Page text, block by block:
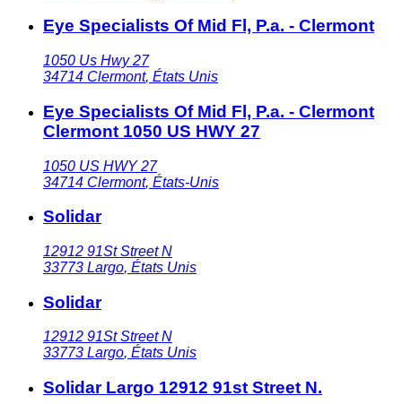
Eye Specialists Of Mid Fl, P.a. - Clermont
1050 Us Hwy 27
34714 Clermont, États Unis
Eye Specialists Of Mid Fl, P.a. - Clermont
Clermont 1050 US HWY 27
1050 US HWY 27
34714 Clermont, États-Unis
Solidar
12912 91St Street N
33773 Largo, États Unis
Solidar
12912 91St Street N
33773 Largo, États Unis
Solidar Largo 12912 91st Street N.